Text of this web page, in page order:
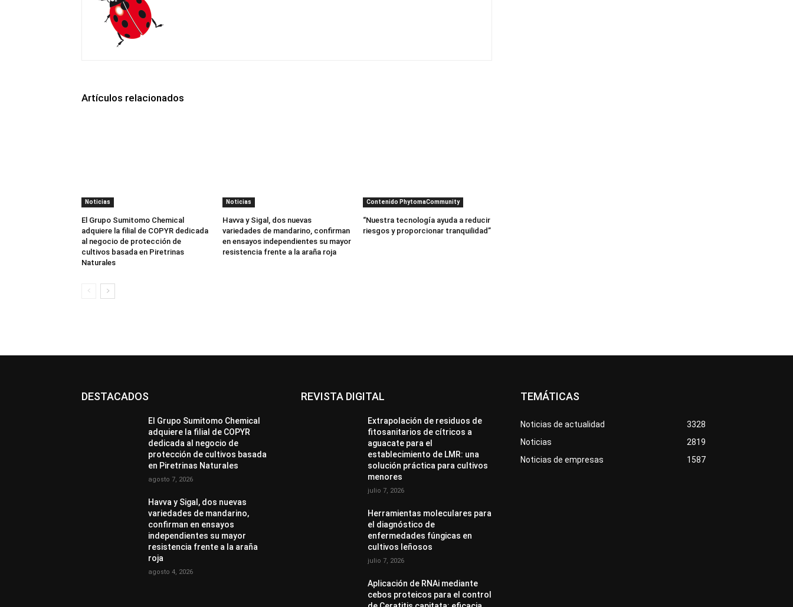
Artículos relacionados
Noticias
El Grupo Sumitomo Chemical
adquiere la filial de COPYR dedicada
al negocio de protección de
cultivos basada en Piretrinas
Naturales
Noticias
Havva y Sigal, dos nuevas
variedades de mandarino, confirman
en ensayos independientes su mayor
resistencia frente a la araña roja
Contenido PhytomaCommunity
“Nuestra tecnología ayuda a reducir
riesgos y proporcionar tranquilidad”
DESTACADOS
El Grupo Sumitomo Chemical
adquiere la filial de COPYR
dedicada al negocio de
protección de cultivos basada
en Piretrinas Naturales
agosto 7, 2026
Havva y Sigal, dos nuevas
variedades de mandarino,
confirman en ensayos
independientes su mayor
resistencia frente a la araña
roja
agosto 4, 2026
REVISTA DIGITAL
Extrapolación de residuos de
fitosanitarios de cítricos a
aguacate para el
establecimiento de LMR: una
solución práctica para cultivos
menores
julio 7, 2026
Herramientas moleculares para
el diagnóstico de
enfermedades fúngicas en
cultivos leñosos
julio 7, 2026
Aplicación de RNAi mediante
cebos proteicos para el control
TEMÁTICAS
Noticias de actualidad
3328
Noticias
2819
Noticias de empresas
1587